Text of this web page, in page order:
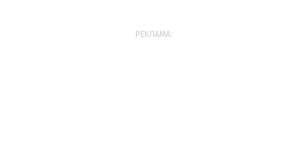
РЕКЛАМА: